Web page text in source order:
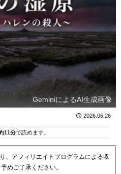
GeminiによるAI生成画像
2026.06.26
11分で読めます。
、アフィリエイトプログラムによる収
めご了承ください。